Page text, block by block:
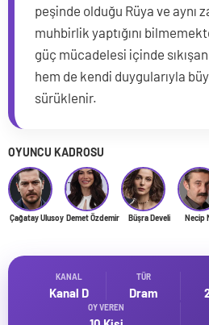
peşinde olduğu Rüya ve aynı
muhbirlik yaptığını
güç mücadelesi içinde
hem de kendi duygularıyla
sürüklenir.
OYUNCU KADROSU
Çağatay Ulusoy Demet Özdemir Büşra Develi Necip
KANAL
Kanal D
TÜR
Dram
OY VEREN